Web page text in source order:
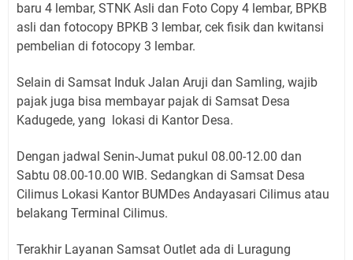
baru 4 lembar, STNK Asli dan Foto Copy 4 lembar, BPKB
asli dan fotocopy BPKB 3 lembar, cek fisik dan kwitansi
pembelian di fotocopy 3 lembar.
Selain di Samsat Induk Jalan Aruji dan Samling, wajib
pajak juga bisa membayar pajak di Samsat Desa
Kadugede, yang lokasi di Kantor Desa.
Dengan jadwal Senin-Jumat pukul 08.00-12.00 dan
Sabtu 08.00-10.00 WIB. Sedangkan di Samsat Desa
Cilimus Lokasi Kantor BUMDes Andayasari Cilimus atau
belakang Terminal Cilimus.
Terakhir Layanan Samsat Outlet ada di Luragung